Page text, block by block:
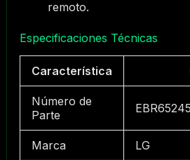
remoto.
Especificaciones Técnicas
Característica
Número de
Parte
Marca LG